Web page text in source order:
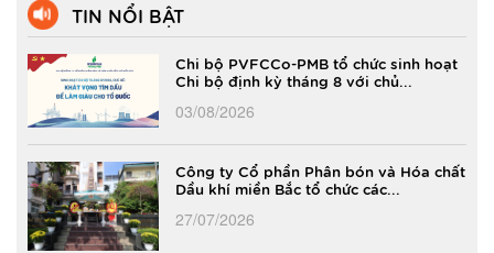
TIN NỔI BẬT
Chi bộ PVFCCo-PMB tổ chức sinh hoạt
Chi bộ định kỳ tháng 8 với chủ...
03/08/2026
Công ty Cổ phần Phân bón và Hóa chất
Dầu khí miền Bắc tổ chức các...
27/07/2026